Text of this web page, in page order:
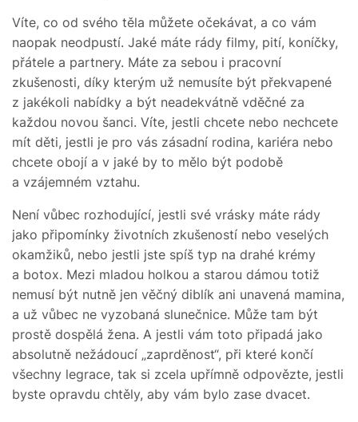
Víte, co od svého těla můžete očekávat, a co vám
naopak neodpustí. Jaké máte rády filmy, pití, koníčky,
přátele a partnery. Máte za sebou i pracovní
zkušenosti, díky kterým už nemusíte být překvapené
z jakékoli nabídky a být neadekvátně vděčné za
každou novou šanci. Víte, jestli chcete nebo nechcete
mít děti, jestli je pro vás zásadní rodina, kariéra nebo
chcete obojí a v jaké by to mělo být podobě
a vzájemném vztahu.
Není vůbec rozhodující, jestli své vrásky máte rády
jako připomínky životních zkušeností nebo veselých
okamžiků, nebo jestli jste spíš typ na drahé krémy
a botox. Mezi mladou holkou a starou dámou totiž
nemusí být nutně jen věčný diblík ani unavená mamina,
a už vůbec ne vyzobaná slunečnice. Může tam být
prostě dospělá žena. A jestli vám toto připadá jako
absolutně nežádoucí „zaprděnost“, při které končí
všechny legrace, tak si zcela upřímně odpovězte, jestli
byste opravdu chtěly, aby vám bylo zase dvacet.